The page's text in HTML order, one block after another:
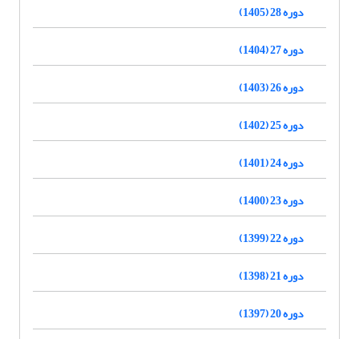
دوره 28 (1405)
دوره 27 (1404)
دوره 26 (1403)
دوره 25 (1402)
دوره 24 (1401)
دوره 23 (1400)
دوره 22 (1399)
دوره 21 (1398)
دوره 20 (1397)